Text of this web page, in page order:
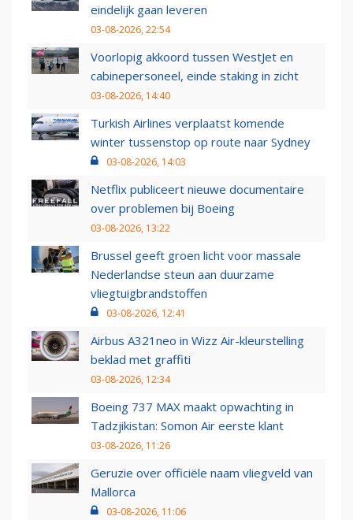
eindelijk gaan leveren
03-08-2026, 22:54
Voorlopig akkoord tussen WestJet en
cabinepersoneel, einde staking in zicht
03-08-2026, 14:40
Turkish Airlines verplaatst komende
winter tussenstop op route naar Sydney
03-08-2026, 14:03
Netflix publiceert nieuwe documentaire
over problemen bij Boeing
03-08-2026, 13:22
Brussel geeft groen licht voor massale
Nederlandse steun aan duurzame
vliegtuigbrandstoffen
03-08-2026, 12:41
Airbus A321neo in Wizz Air-kleurstelling
beklad met graffiti
03-08-2026, 12:34
Boeing 737 MAX maakt opwachting in
Tadzjikistan: Somon Air eerste klant
03-08-2026, 11:26
Geruzie over officiële naam vliegveld van
Mallorca
03-08-2026, 11:06